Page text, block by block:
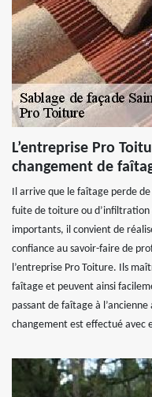
L’entreprise Pro
changement de
Il arrive que le faîtage perde
fuite de toiture ou d’infiltration
importants, il convient de
confiance au savoir-faire de
l’entreprise Pro Toiture. Ils
faîtage et peuvent ainsi
passant de faîtage à
changement est effectué avec